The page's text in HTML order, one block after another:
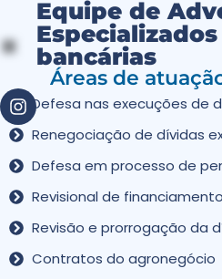
Equipe de
bancárias
Áreas de
Defesa nas execuções de
Renegociação de dívidas
Defesa em processo de
Revisional de financiamento
Revisão e prorrogação da
Contratos do agronegócio